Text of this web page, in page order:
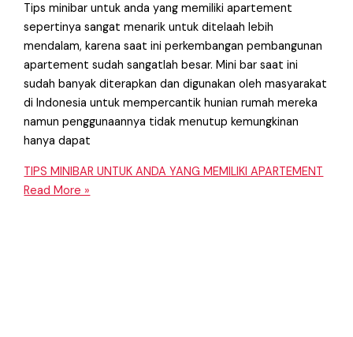
Tips minibar untuk anda yang memiliki apartement
sepertinya sangat menarik untuk ditelaah lebih
mendalam, karena saat ini perkembangan pembangunan
apartement sudah sangatlah besar. Mini bar saat ini
sudah banyak diterapkan dan digunakan oleh masyarakat
di Indonesia untuk mempercantik hunian rumah mereka
namun penggunaannya tidak menutup kemungkinan
hanya dapat
TIPS MINIBAR UNTUK ANDA YANG MEMILIKI APARTEMENT
Read More »